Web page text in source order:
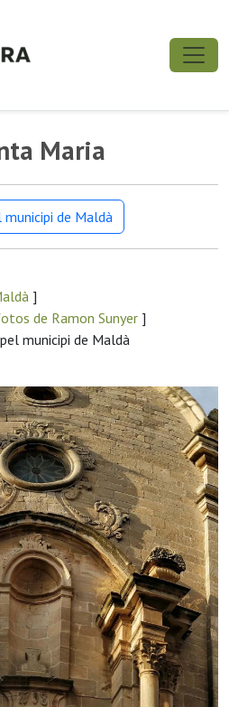
Maria
de Maldà
]
de Ramon Sunyer ]
municipi de Maldà